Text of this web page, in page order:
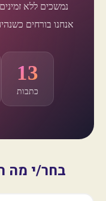
נמשכים ללא
אנחנו בורחים
13
כתבות
בחר/י מה